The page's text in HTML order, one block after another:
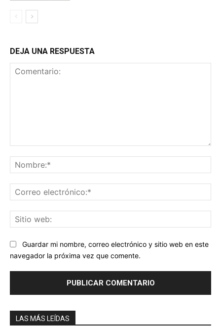
DEJA UNA RESPUESTA
Guardar mi nombre, correo electrónico y sitio web en este
navegador la próxima vez que comente.
LAS MÁS LEÍDAS